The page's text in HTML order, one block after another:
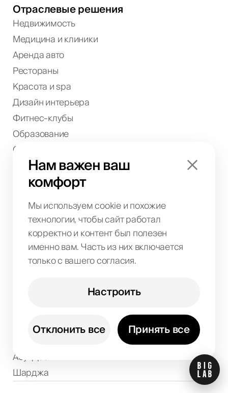
Нам важен ваш
комфорт
Мы используем cookie и похожие
технологии, чтобы сайт работал
корректно и контент был полезен
именно вам. Часть из них включается
только с вашего согласия.
Отклонить все
Настроить
Принять все
Отраслевые решения
Недвижимость
Медицина и клиники
Аренда авто
Рестораны
Красота и spa
Дизайн интерьера
Фитнес-клубы
Образование
Отели
Luxury-бренды
Крипто-проекты
Компания
О нас
Кейсы
Контакты
Локации
Абу-Даби
Шарджа